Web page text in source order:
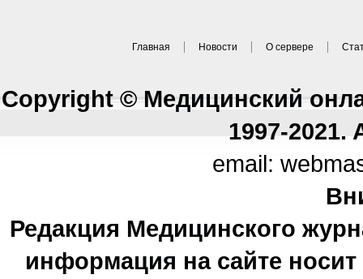
Главная Новости О сервере
Copyright © Медицинский
1997-2021.
email:
Редакция Медицинского
информация на сайте